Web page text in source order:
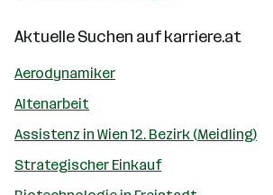
Aktuelle Suchen aufkarriere.at
Aerodynamiker
Altenarbeit
Assistenz in Wien 12. Bezirk (Meidling)
Strategischer Einkauf